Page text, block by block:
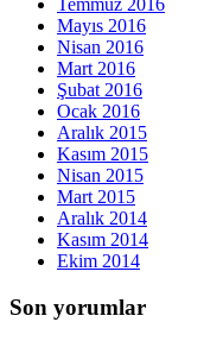
Temmuz 2016
Mayıs 2016
Nisan 2016
Mart 2016
Şubat 2016
Ocak 2016
Aralık 2015
Kasım 2015
Nisan 2015
Mart 2015
Aralık 2014
Kasım 2014
Ekim 2014
Son yorumlar